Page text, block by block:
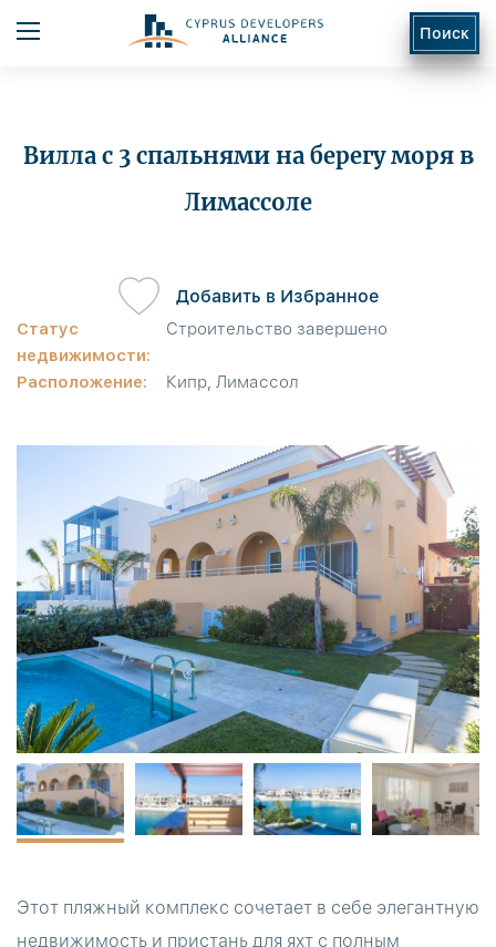
Поиск
Вилла с 3 спальнями на берегу моря в
Лимассоле
Статус
недвижимости:
Строительство завершено
Расположение: Кипр, Лимассол
Добавить в Избранное
Этот пляжный комплекс сочетает в себе элегантную
недвижимость и пристань для яхт с полным